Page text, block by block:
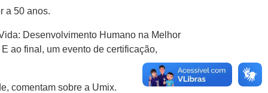
a 50 anos.
Desenvolvimento Humano na Melhor
ao final, um evento de certificação,
comentam sobre a Umix.